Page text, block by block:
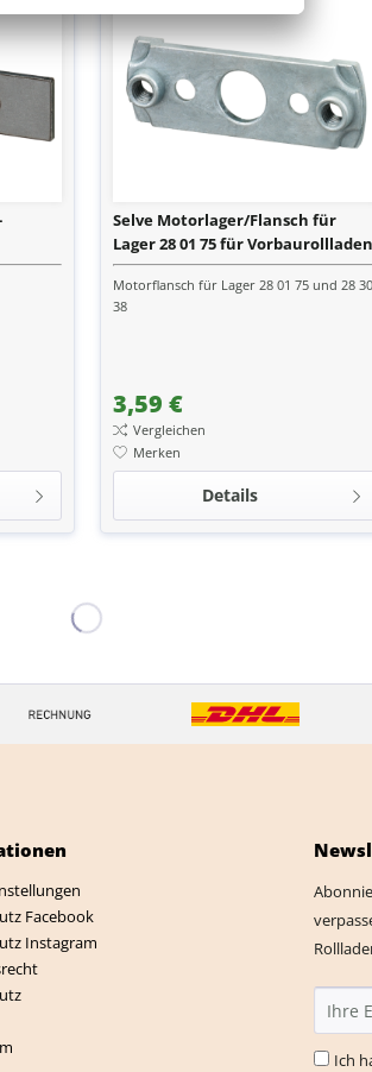
Selve Motorlager/Flansch für
Lager 28 01 75 für Vorbaurollladen
Motorflansch für Lager 28 01 75 und 28 30
38
3,59 €
Vergleichen
Merken
Details
Facebook
Instagram
Ich